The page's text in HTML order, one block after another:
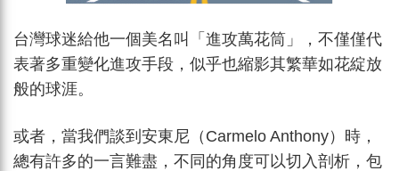
台灣球迷給他一個美名叫「進攻萬花筒」，不僅僅代
表著多重變化進攻手段，似乎也縮影其繁華如花綻放
般的球涯。
或者，當我們談到安東尼（Carmelo Anthony）時，
總有許多的一言難盡，不同的角度可以切入剖析，包